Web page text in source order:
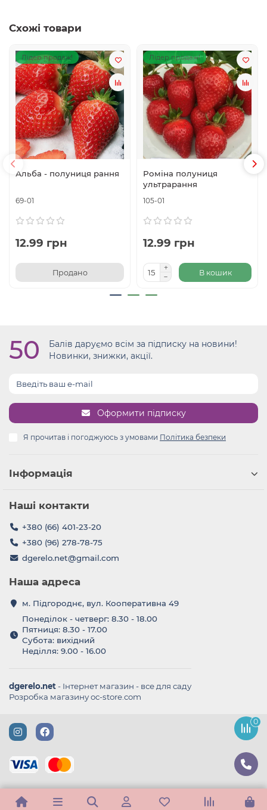
Схожі товари
Лідер продаж!
Альба - полуниця рання
69-01
12.99 грн
Продано
Лідер продаж!
Роміна полуниця
ультрарання
105-01
12.99 грн
В кошик
50
Балів даруємо всім за підписку на новини!
Новинки, знижки, акції.
Оформити підписку
Я прочитав і погоджуюсь з умовами Політика безпеки
Інформація
Наші контакти
+380 (66) 401-23-20
+380 (96) 278-78-75
dgerelo.net@gmail.com
Наша адреса
м. Підгороднє, вул. Кооперативна 49
Понеділок - четверг: 8.30 - 18.00
Пятниця: 8.30 - 17.00
Субота: вихідний
Неділля: 9.00 - 16.00
dgerelo.net- Інтернет магазин - все для саду
Розробка магазину oc-store.com
0